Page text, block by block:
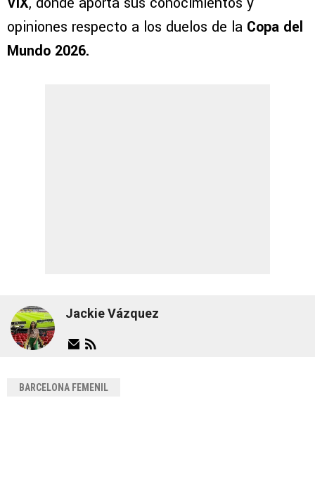
opiniones respecto a los duelos de la Copa del
Mundo 2026.
Jackie Vázquez
BARCELONA FEMENIL